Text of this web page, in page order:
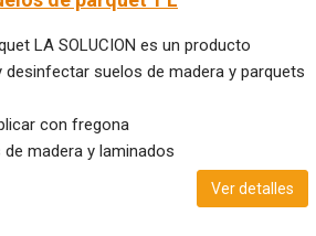
LA SOLUCION es un producto
suelos de madera y parquets
con fregona
madera y laminados
Ver detalles